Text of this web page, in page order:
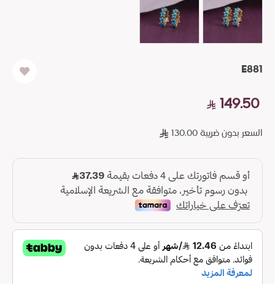
E881
149.50
السعر بدون ضريبة 130.00